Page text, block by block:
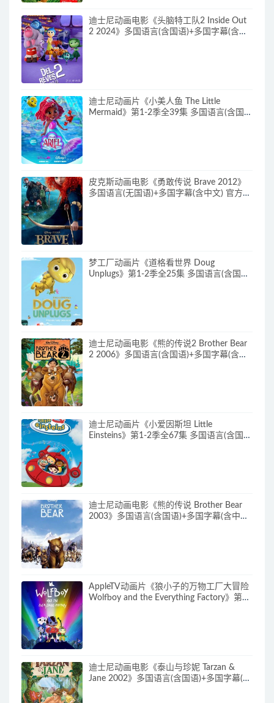
迪士尼动画电影《头脑特工队2 Inside Out
2 2024》多国语言(含国语)+多国字幕(含中
迪士尼动画片《小美人鱼 The Little
Mermaid》第1-2季全39集 多国语言(含国
皮克斯动画电影《勇敢传说 Brave 2012》
多国语言(无国语)+多国字幕(含中文) 官方纯
梦工厂动画片《道格看世界 Doug
Unplugs》第1-2季全25集 多国语言(含国
迪士尼动画电影《熊的传说2 Brother Bear
2 2006》多国语言(含国语)+多国字幕(含中
迪士尼动画片《小爱因斯坦 Little
Einsteins》第1-2季全67集 多国语言(含国
迪士尼动画电影《熊的传说 Brother Bear
2003》多国语言(含国语)+多国字幕(含中文)
AppleTV动画片《狼小子的万物工厂大冒险
Wolfboy and the Everything Factory》第1-
迪士尼动画电影《泰山与珍妮 Tarzan &
Jane 2002》多国语言(含国语)+多国字幕(含